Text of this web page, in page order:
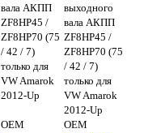
вала АКПП
ZF8HP45 /
ZF8HP70 (75
/ 42 / 7)
только для
VW Amarok
2012-Up
OEM
выходного
вала АКПП
ZF8HP45 /
ZF8HP70 (75
/ 42 / 7)
только для
VW Amarok
2012-Up
OEM